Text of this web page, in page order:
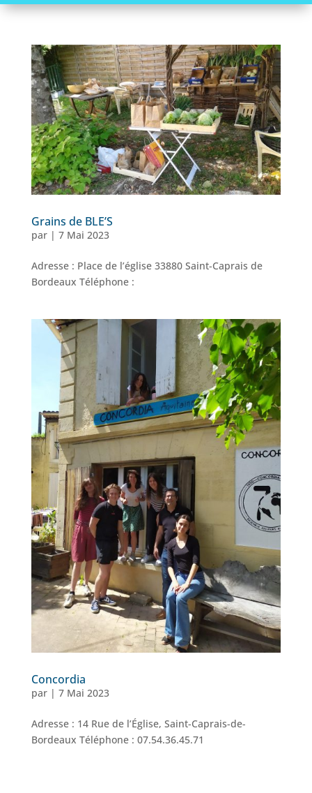
Grains de BLE’S
par | 7 Mai 2023
Adresse : Place de l’église 33880 Saint-Caprais de
Bordeaux Téléphone :
Concordia
par | 7 Mai 2023
Adresse : 14 Rue de l’Église, Saint-Caprais-de-
Bordeaux Téléphone : 07.54.36.45.71